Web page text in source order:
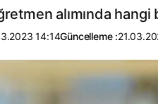
alımında hangi
14:14Güncelleme :